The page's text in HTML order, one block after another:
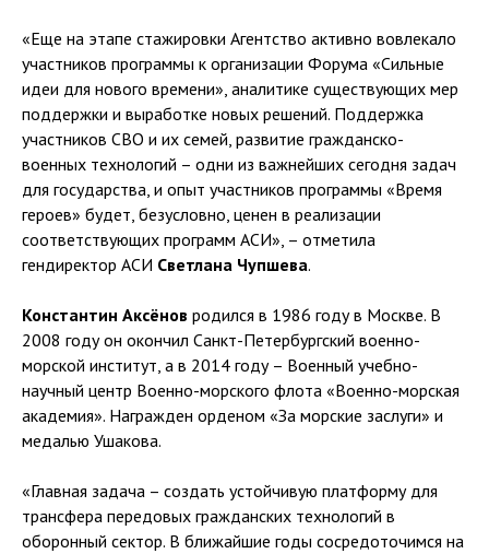
«Еще на этапе стажировки Агентство активно вовлекало
участников программы к организации Форума «Сильные
идеи для нового времени», аналитике существующих мер
поддержки и выработке новых решений. Поддержка
участников СВО и их семей, развитие гражданско-
военных технологий – одни из важнейших сегодня задач
для государства, и опыт участников программы «Время
героев» будет, безусловно, ценен в реализации
соответствующих программ АСИ», – отметила
гендиректор АСИ Светлана Чупшева.
Константин Аксёнов родился в 1986 году в Москве. В
2008 году он окончил Санкт-Петербургский военно-
морской институт, а в 2014 году – Военный учебно-
научный центр Военно-морского флота «Военно-морская
академия». Награжден орденом «За морские заслуги» и
медалью Ушакова.
«Главная задача – создать устойчивую платформу для
трансфера передовых гражданских технологий в
оборонный сектор. В ближайшие годы сосредоточимся на